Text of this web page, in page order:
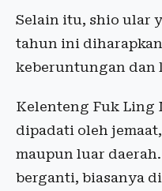
Selain itu, shio ular
tahun ini
keberuntungan dan
Kelenteng Fuk Ling
dipadati oleh
maupun luar
berganti, biasanya